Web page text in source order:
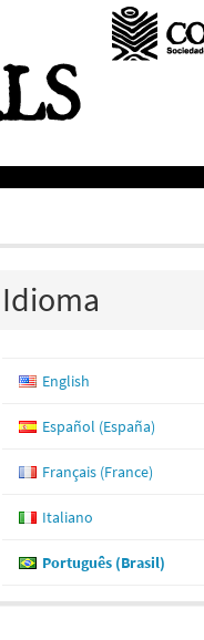
Idioma
English
Español (España)
Français (France)
Italiano
Português (Brasil)